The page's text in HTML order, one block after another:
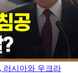
러시아와 우크라